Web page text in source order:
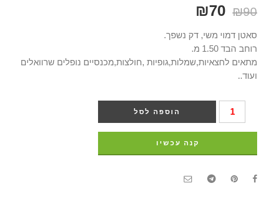
₪90
₪70
סאטן דמוי משי, דק נשפך.
רוחב הבד 1.50 מ.
מתאים לחצאיות,שמלות,גופיות ,חולצות,מכנסיים נופלים שרוואלים
ועוד..
הוספה לסל
קנה עכשיו